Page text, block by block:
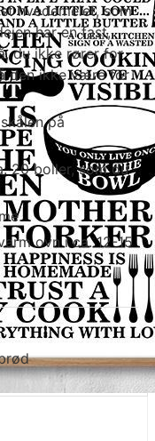
hvedemelet, som
har en fast,
du ikke rører for
den ikke være for
på
20 boller, som du
ovn i ca. 12-15